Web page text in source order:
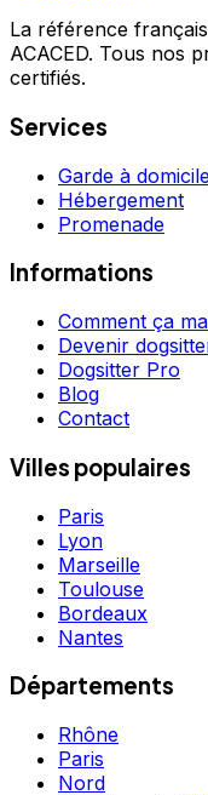
La référence
ACACED. Tous nos
certifiés.
Services
Garde à
Hébergement
Promenade
Informations
Comment ça
Devenir
Dogsitter Pro
Blog
Contact
Villes populaires
Paris
Lyon
Marseille
Toulouse
Bordeaux
Nantes
Départements
Rhône
Paris
Nord